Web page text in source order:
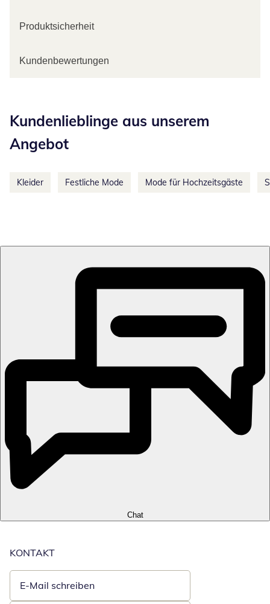
Produktsicherheit
Kundenbewertungen
Kundenlieblinge aus unserem
Angebot
Kleider Festliche Mode Mode für Hochzeitsgäste
Chat
KONTAKT
E-Mail schreiben
Öffnet E-Mail-Client